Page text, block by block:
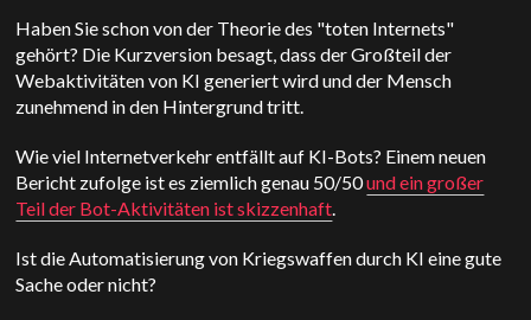
Haben Sie schon von der Theorie des "toten Internets"
gehört? Die Kurzversion besagt, dass der Großteil der
Webaktivitäten von KI generiert wird und der Mensch
zunehmend in den Hintergrund tritt.
Wie viel Internetverkehr entfällt auf KI-Bots? Einem neuen
Bericht zufolge ist es ziemlich genau 50/50und ein großer
Teil der Bot-Aktivitäten ist skizzenhaft.
Ist die Automatisierung von Kriegswaffen durch KI eine gute
Sache oder nicht?